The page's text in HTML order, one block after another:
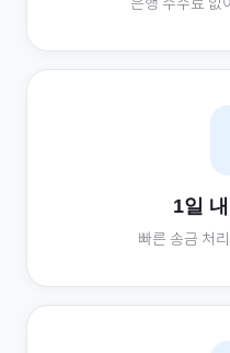
1일
빠른 송금 처